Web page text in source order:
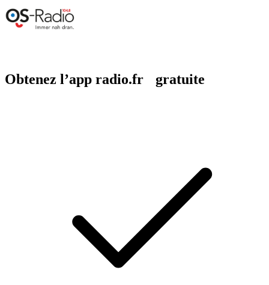
Obtenez l’app radio.fr gratuite